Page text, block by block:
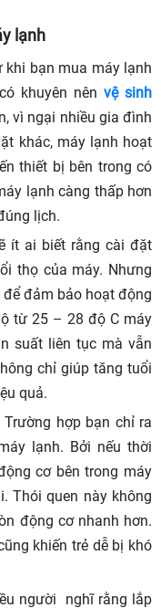
lạnh
bạn mua máy lạnh
khuyên nênvệ sinh
vì ngại nhiều gia đình
khác, máy lạnh hoạt
thiết bị bên trong có
lạnh càng thấp hơn
lịch.
ít ai biết rằng cài đặt
thọ của máy. Nhưng
đảm bảo hoạt động
từ 25 – 28 độ C máy
suất liên tục mà vẫn
chỉ giúp tăng tuổi
quả.
hợp bạn chỉ ra
lạnh. Bởi nếu thời
cơ bên trong máy
Thói quen này không
động cơ nhanh hơn.
khiến trẻ dễ bị khó
người nghĩ rằng lắp